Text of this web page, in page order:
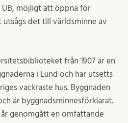
möjligt att öppna för
utsågs det till världsminne av
från 1907 är en
i Lund och har utsetts
vackraste hus. Byggnaden
är byggnadsminnesförklarat.
genomgått en omfattande